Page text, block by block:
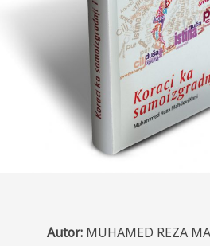
Autor: MUHAMED REZA